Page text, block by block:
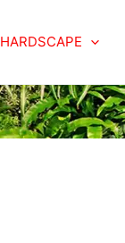
HARDSCAPE